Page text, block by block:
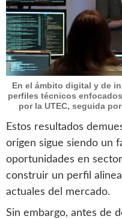
En el ámbito digital y de
perfiles técnicos
por la UTEC, seguida
Estos resultados
origen sigue siendo un
oportunidades en
construir un perfil
actuales del mercado.
Sin embargo, antes de